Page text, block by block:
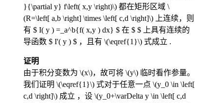
}{\partial y} f\left( x,y \right)\) 都在矩形区域 \
(R=\left[ a,b \right] \times \left[ c,d \right]\) 上连续，则
有 $ I( y ) =_a^b{f( x,y ) dx} $ 在 $ $ 上具有连续的
导函数 $ I'( y ) $ ，且有 \(\eqref{1}\) 式成立 .
证明
由于积分变数为 \(x\)，故可将 \(y\) 临时看作参量。
我们证明 \(\eqref{1}\) 式对于任意一点 \(y_0 \in \left[
c,d \right]\) 成立 ，设 \(y_0+\varDelta y \in \left[ c,d